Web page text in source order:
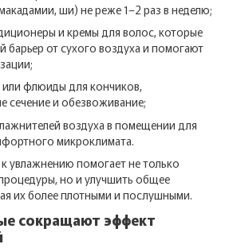
ши) не реже 1–2 раз в неделю;
и кремы для волос, которые
барьер от сухого воздуха и помогают
или флюиды для кончиков,
и обезвоживание;
воздуха в помещении для
микроклимата.
увлажнению помогает не только
но и улучшить общее
их более плотными и послушными.
сокращают эффект